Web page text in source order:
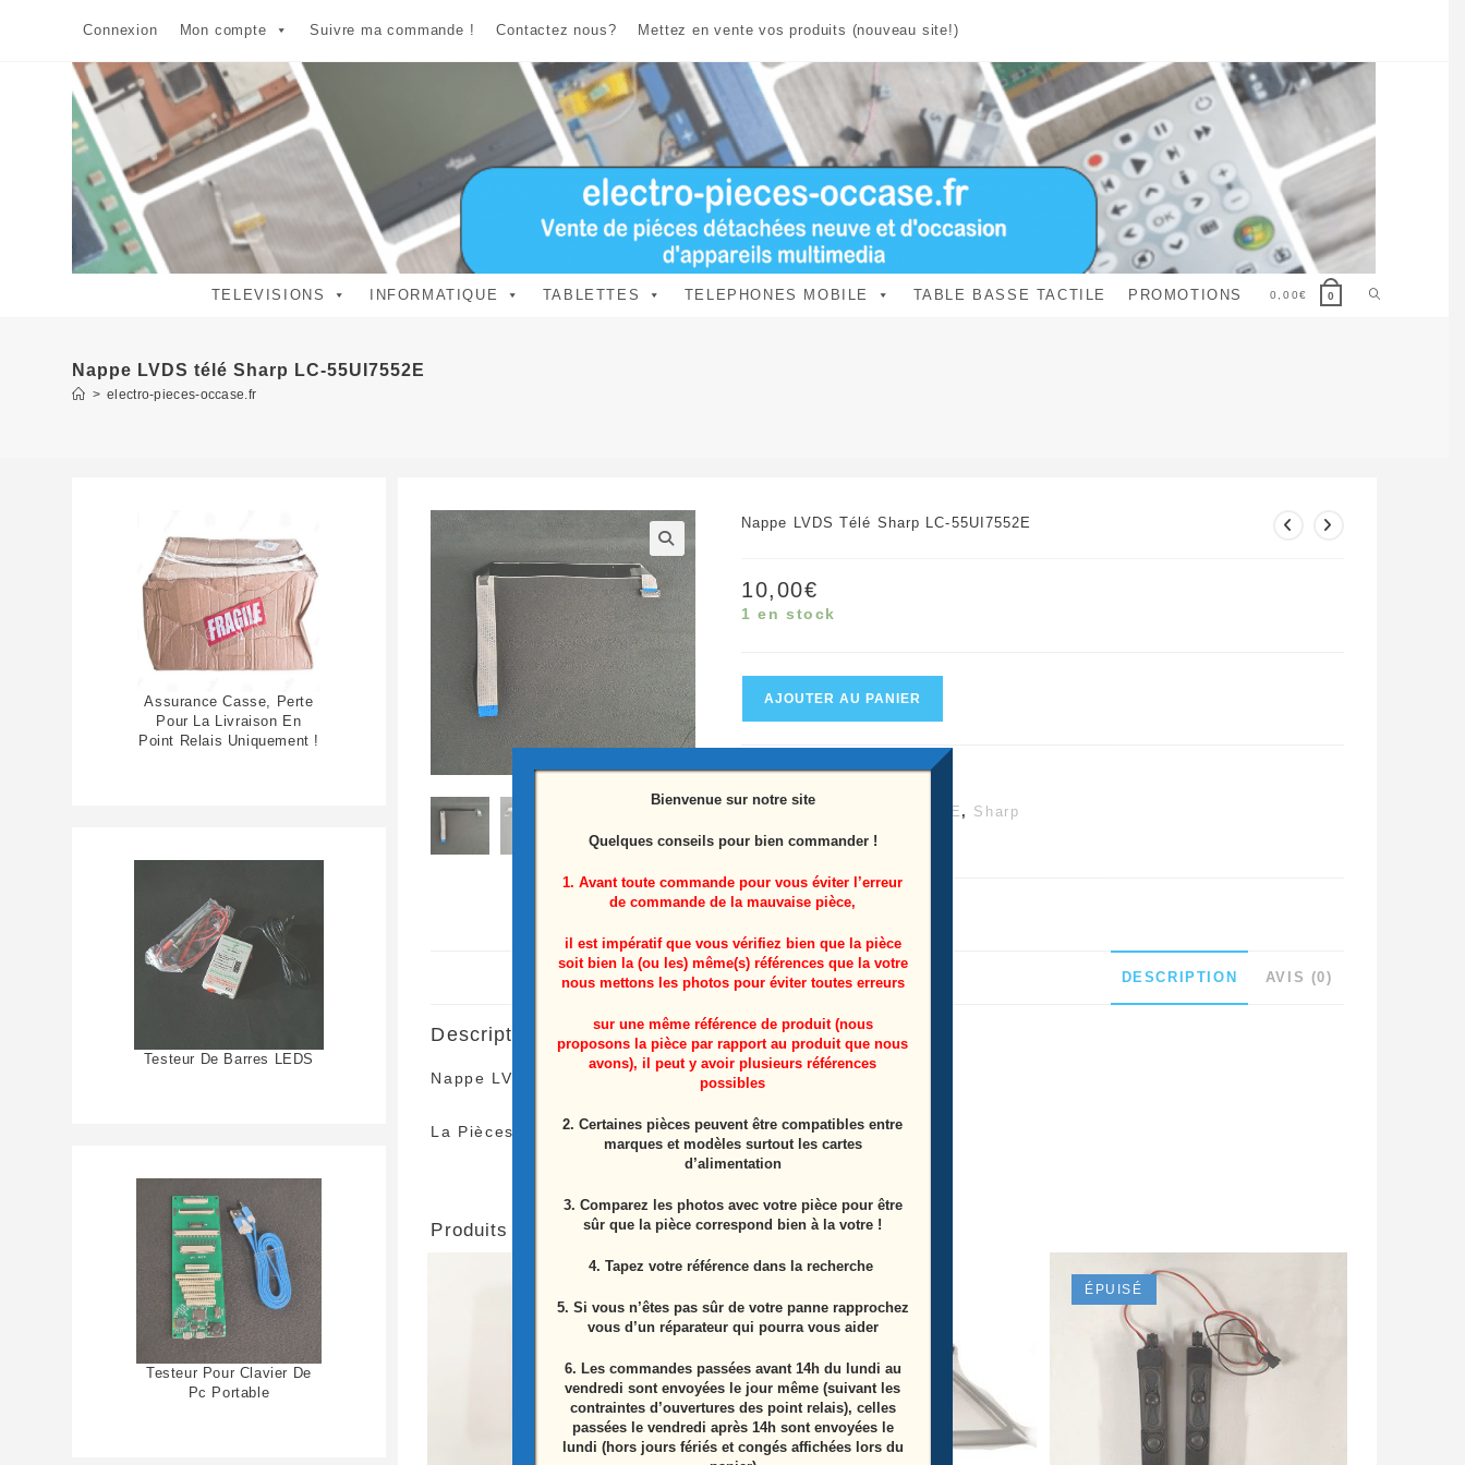
Connexion Mon compte Suivre ma commande ! Contactez nous? Mettez en vente vos produits (nouveau site!)
TELEVISIONS INFORMATIQUE TABLETTES TELEPHONES MOBILE TABLE BASSE TACTILE PROMOTIONS 0,00€ 0 Toggle
Nappe LVDS télé Sharp LC-55UI7552E
> electro-pieces-occase.fr
🔍
Nappe LVDS Télé Sharp LC-55UI7552E
10,00€
1 en stock
quantité
de
Nappe
Sharp
LC-
55UI7552E
AJOUTER AU PANIER
LC-55UI7552E , Sharp
Étiquette :LC-55UI7552E
DESCRIPTION AVIS (0)
Description
Nappe LVDS télé Sharp LC-55UI7552E
La Pièces Proviens D’une Télé Écran Casser
Produits similaires
ÉPUISÉ
Assurance Casse, Perte
Pour La Livraison En
Point Relais Uniquement !
Testeur De Barres LEDS
Testeur Pour Clavier De
Pc Portable
Bienvenue sur notre site
Quelques conseils pour bien commander !
1. Avant toute commande pour vous éviter l’erreur
de commande de la mauvaise pièce,
il est impératif que vous vérifiez bien que la pièce
soit bien la (ou les) même(s) références que la votre
nous mettons les photos pour éviter toutes erreurs
sur une même référence de produit (nous
proposons la pièce par rapport au produit que nous
avons), il peut y avoir plusieurs références
possibles
2. Certaines pièces peuvent être compatibles entre
marques et modèles surtout les cartes
d’alimentation
3. Comparez les photos avec votre pièce pour être
sûr que la pièce correspond bien à la votre !
4. Tapez votre référence dans la recherche
5. Si vous n’êtes pas sûr de votre panne rapprochez
vous d’un réparateur qui pourra vous aider
6. Les commandes passées avant 14h du lundi au
vendredi sont envoyées le jour même (suivant les
contraintes d’ouvertures des point relais), celles
passées le vendredi après 14h sont envoyées le
lundi (hors jours fériés et congés affichées lors du